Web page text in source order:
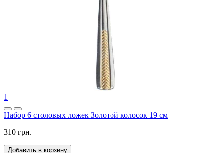
1
Набор 6 столовых ложек Золотой колосок 19 см
310 грн.
Добавить в корзину